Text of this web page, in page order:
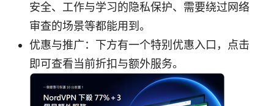
安全、工作与学习的隐私保护、需要绕过网络
审查的场景等都能用到。
优惠与推广：下方有一个特别优惠入口，点击
即可查看当前折扣与额外服务。